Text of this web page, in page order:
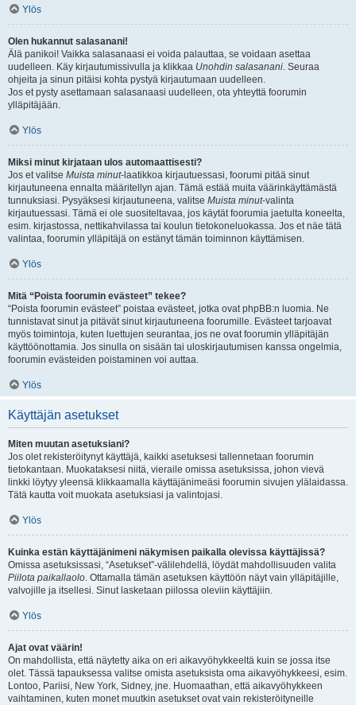
Ylös
Olen hukannut salasanani!
Älä panikoi! Vaikka salasanaasi ei voida palauttaa, se voidaan asettaa
uudelleen. Käy kirjautumissivulla ja klikkaa Unohdin salasanani. Seuraa
ohjeita ja sinun pitäisi kohta pystyä kirjautumaan uudelleen.
Jos et pysty asettamaan salasanaasi uudelleen, ota yhteyttä foorumin
ylläpitäjään.
Ylös
Miksi minut kirjataan ulos automaattisesti?
Jos et valitse Muista minut-laatikkoa kirjautuessasi, foorumi pitää sinut
kirjautuneena ennalta määritellyn ajan. Tämä estää muita väärinkäyttämästä
tunnuksiasi. Pysyäksesi kirjautuneena, valitse Muista minut-valinta
kirjautuessasi. Tämä ei ole suositeltavaa, jos käytät foorumia jaetulta koneelta,
esim. kirjastossa, nettikahvilassa tai koulun tietokoneluokassa. Jos et näe tätä
valintaa, foorumin ylläpitäjä on estänyt tämän toiminnon käyttämisen.
Ylös
Mitä “Poista foorumin evästeet” tekee?
“Poista foorumin evästeet” poistaa evästeet, jotka ovat phpBB:n luomia. Ne
tunnistavat sinut ja pitävät sinut kirjautuneena foorumille. Evästeet tarjoavat
myös toimintoja, kuten luettujen seurantaa, jos ne ovat foorumin ylläpitäjän
käyttöönottamia. Jos sinulla on sisään tai uloskirjautumisen kanssa ongelmia,
foorumin evästeiden poistaminen voi auttaa.
Ylös
Käyttäjän asetukset
Miten muutan asetuksiani?
Jos olet rekisteröitynyt käyttäjä, kaikki asetuksesi tallennetaan foorumin
tietokantaan. Muokataksesi niitä, vieraile omissa asetuksissa, johon vievä
linkki löytyy yleensä klikkaamalla käyttäjänimeäsi foorumin sivujen ylälaidassa.
Tätä kautta voit muokata asetuksiasi ja valintojasi.
Ylös
Kuinka estän käyttäjänimeni näkymisen paikalla olevissa käyttäjissä?
Omissa asetuksissasi, “Asetukset”-välilehdellä, löydät mahdollisuuden valita
Piilota paikallaolo. Ottamalla tämän asetuksen käyttöön näyt vain ylläpitäjille,
valvojille ja itsellesi. Sinut lasketaan piilossa oleviin käyttäjiin.
Ylös
Ajat ovat väärin!
On mahdollista, että näytetty aika on eri aikavyöhykkeeltä kuin se jossa itse
olet. Tässä tapauksessa valitse omista asetuksista oma aikavyöhykkeesi, esim.
Lontoo, Pariisi, New York, Sidney, jne. Huomaathan, että aikavyöhykkeen
vaihtaminen, kuten monet muutkin asetukset ovat vain rekisteröityneille